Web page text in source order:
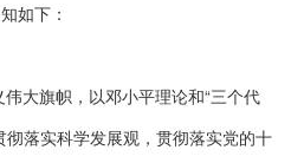
如下：
旗帜，以邓小平理论和“三个代
彻落实科学发展观，贯彻落实党的十